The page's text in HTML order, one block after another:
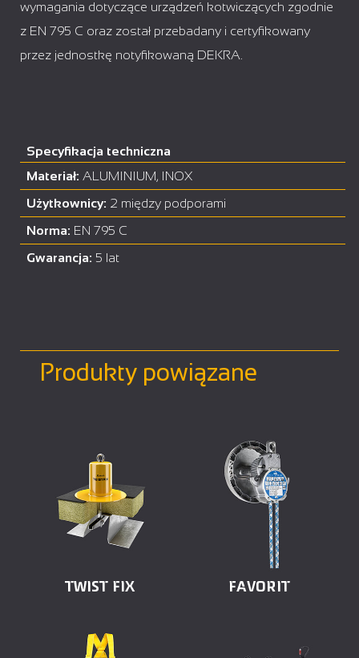
wymagania dotyczące urządzeń kotwiczących zgodnie
z EN 795 C oraz został przebadany i certyfikowany
przez jednostkę notyfikowaną DEKRA.
Specyfikacja techniczna
Materiał: ALUMINIUM, INOX
Użytkownicy: 2 między podporami
Norma: EN 795 C
Gwarancja: 5 lat
Produkty powiązane
TWIST FIX FAVORIT